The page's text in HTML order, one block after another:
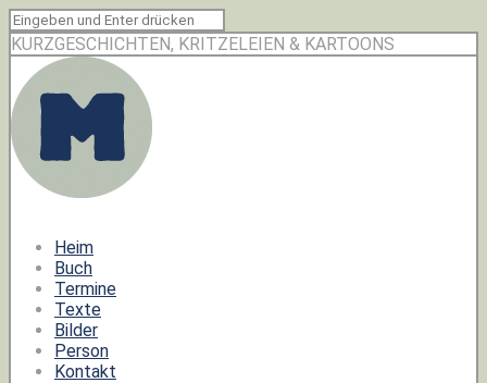
KURZGESCHICHTEN, KRITZELEIEN & KARTOONS
Heim
Buch
Termine
Texte
Bilder
Person
Kontakt